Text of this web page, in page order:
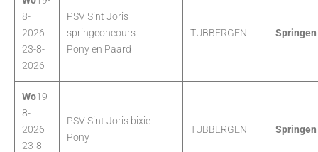
8-
2026
23-8-
2026
PSV Sint Joris
springconcours
Pony en Paard
TUBBERGEN Springen
Wo19-
8-
2026
23-8-
PSV Sint Joris bixie
Pony
TUBBERGEN Springen